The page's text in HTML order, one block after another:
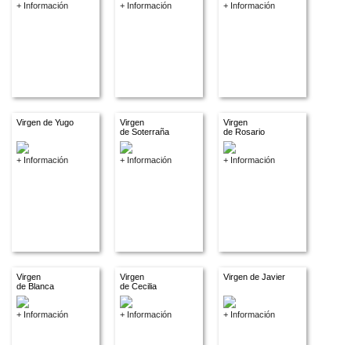
+ Información + Información + Información
Virgen de Yugo
+ Información
Virgen
de Soterraña
+ Información
Virgen
de Rosario
+ Información
Virgen
de Blanca
+ Información
Virgen
de Cecilia
+ Información
Virgen de Javier
+ Información